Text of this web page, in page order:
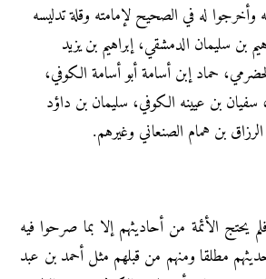
وأخرجوا له في الصحيح لإمامته وقلة تدليسه
بن سليمان الدمشقي، إبراهيم بن يزيد
حماد إبن أسامة أبو أسامة الكوفي،
بن عيينه الكوفي، سليمان بن داؤد
بن همام الصنعاني وغيرهم.
يحتج الأئمة من أحاديثهم إلا بما صرحوا فيه
مطلقا ومنهم من قبلهم مثل أحمد بن عبد